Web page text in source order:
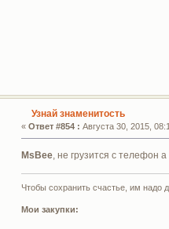
Узнай знаменитость
«Ответ #854 : Августа 30, 2015,
MsBee , не грузится с телефон а
Чтобы сохранить счастье, им надо
Мои закупки: